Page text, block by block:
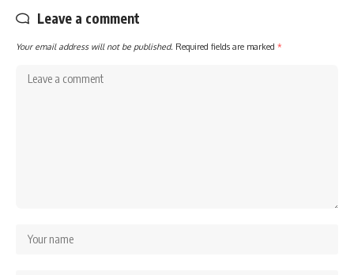
Leave a comment
Your email address will not be published. Required fields are marked *